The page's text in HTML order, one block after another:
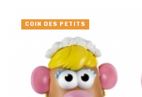
COIN DES PETITS